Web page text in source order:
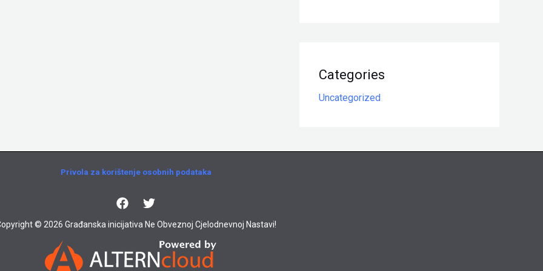
Categories
Uncategorized
Privola za korištenje osobnih podataka
© 2026 Građanska inicijativa Ne Obveznoj Cjelodnevnoj Nastavi!